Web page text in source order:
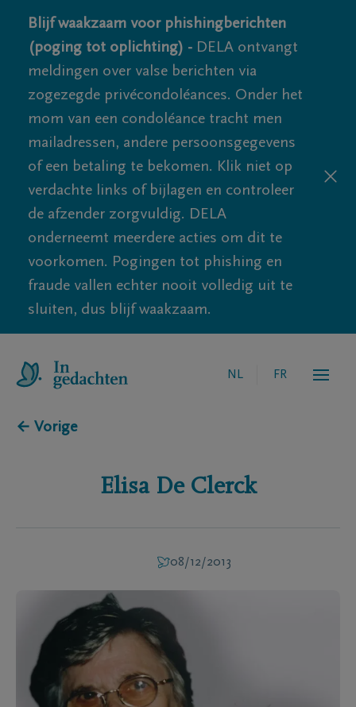
Blijf waakzaam voor phishingberichten
(poging tot oplichting) - DELA ontvangt
meldingen over valse berichten via
zogezegde privécondoléances. Onder het
mom van een condoléance tracht men
mailadressen, andere persoonsgegevens
of een betaling te bekomen. Klik niet op
verdachte links of bijlagen en controleer
de afzender zorgvuldig. DELA
onderneemt meerdere acties om dit te
voorkomen. Pogingen tot phishing en
fraude vallen echter nooit volledig uit te
sluiten, dus blijf waakzaam.
NL FR
← Vorige
Elisa De Clerck
08/12/2013